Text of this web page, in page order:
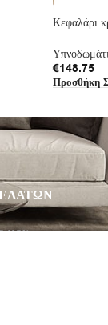
Κεφαλάρι
€148.75
Προσθήκη
μου